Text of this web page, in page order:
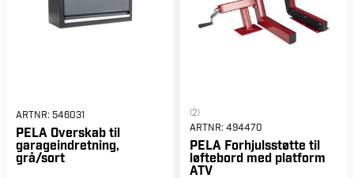
ARTNR: 546031
PELA Overskab til
garageindretning,
grå/sort
(2)
ARTNR: 494470
PELA Forhjulsstøtte til
løftebord med platform
ATV